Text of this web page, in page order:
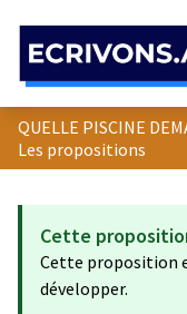
QUELLE PISCINE
Les propositions
Cette
Cette proposition
développer.